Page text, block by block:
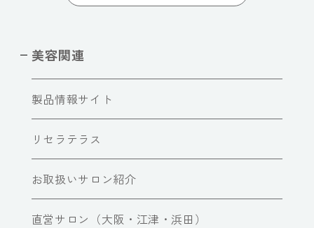
美容関連
製品情報サイト
リセラテラス
お取扱いサロン紹介
直営サロン（大阪・江津・浜田）